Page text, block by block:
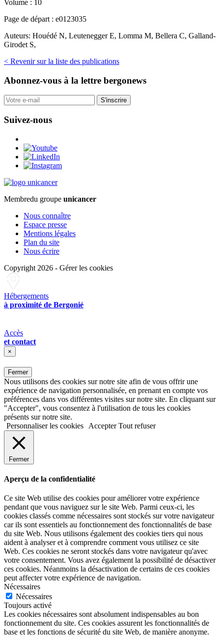
Volume : 10
Page de départ : e0123035
Auteurs: Houédé N, Leutenegger E, Lomma M, Bellera C, Galland-
Girodet S,
< Revenir sur la liste des publications
Abonnez-vous à la lettre bergonews
S'inscrire
Suivez-nous
Membredu groupe unicancer
Nous connaître
Espace presse
Mentions légales
Plan du site
Nous écrire
Copyright 2026 - Gérer les cookies
Hébergements
à proximité de Bergonié
Accès
et contact
×
Fermer
Nous utilisons des cookies sur notre site afin de vous offrir une
expérience de navigation personnalisée, en prenant en compte vos
préférences dans vos différentes visites sur notre site. En cliquant sur
"Accepter", vous consentez à l'utilisation de tous les cookies
présents sur notre site.
Personnaliser les cookies
Accepter Tout refuser
Fermer
Aperçu de la confidentialité
Ce site Web utilise des cookies pour améliorer votre expérience
pendant que vous naviguez sur le site Web. Parmi ceux-ci, les
cookies classés comme nécessaires sont stockés sur votre navigateur
car ils sont essentiels au fonctionnement des fonctionnalités de base
du site Web. Nous utilisons également des cookies tiers qui nous
aident à analyser et à comprendre comment vous utilisez ce site
Web. Ces cookies ne seront stockés dans votre navigateur qu'avec
votre consentement. Vous avez également la possibilité de désactiver
ces cookies. Néanmoins la désactivation de certains de ces cookies
peut affecter votre expérience de navigation.
Nécessaires
Nécessaires
Toujours activé
Les cookies nécessaires sont absolument indispensables au bon
fonctionnement du site. Ces cookies assurent les fonctionnalités de
base et les fonctions de sécurité du site Web, de manière anonyme.